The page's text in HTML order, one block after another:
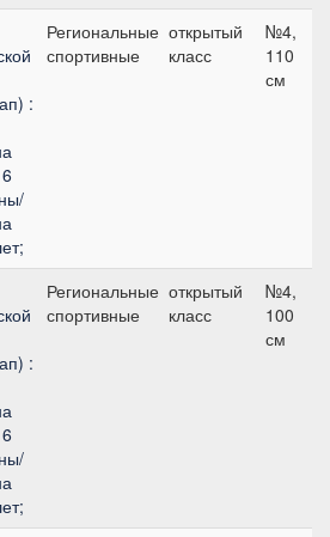
:
Региональные
спортивные
открытый
класс
№4,
110
см
:
Региональные
спортивные
открытый
класс
№4,
100
см